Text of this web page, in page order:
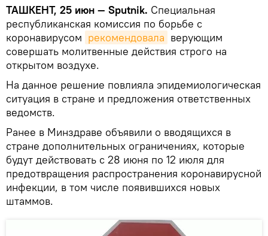
ТАШКЕНТ, 25 июн — Sputnik. Специальная
республиканская комиссия по борьбе с
коронавирусом рекомендовала верующим
совершать молитвенные действия строго на
открытом воздухе.
На данное решение повлияла эпидемиологическая
ситуация в стране и предложения ответственных
ведомств.
Ранее в Минздраве объявили о вводящихся в
стране дополнительных ограничениях, которые
будут действовать с 28 июня по 12 июля для
предотвращения распространения коронавирусной
инфекции, в том числе появившихся новых
штаммов.